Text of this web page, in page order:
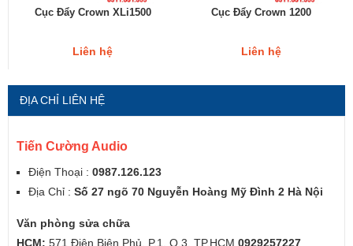
Cục Đẩy Crown XLi1500
Liên hệ
Cục Đẩy Crown 1200
Liên hệ
ĐỊA CHỈ LIÊN HỆ
Tiến Cường Audio
Điện Thoại : 0987.126.123
Địa Chỉ : Số 27 ngõ 70 Nguyễn Hoàng Mỹ Đình 2 Hà Nội
Văn phòng sửa chữa
HCM: 571 Điện Biên Phủ, P.1, Q.3, TP.HCM 0929257227